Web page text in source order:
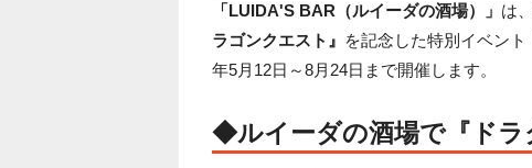
「LUIDA'S BAR（ルイーダの酒場）」 は
ラゴンクエスト』 を記念した特別イベント
年5月12日～8月24日まで開催します。
◆ルイーダの酒場で『 ド